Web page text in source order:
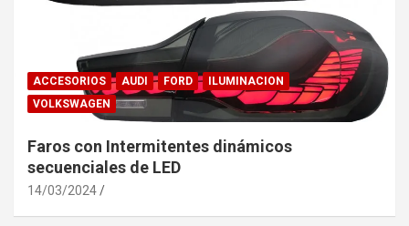
ACCESORIOS AUDI FORD
ILUMINACION
VOLKSWAGEN
Faros con Intermitentes dinámicos
secuenciales de LED
14/03/2024